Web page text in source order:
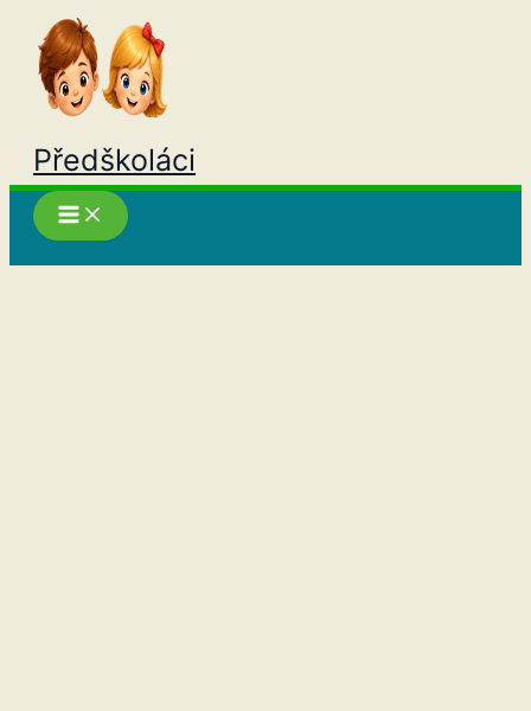
Přeskočit
obsah
Předškoláci